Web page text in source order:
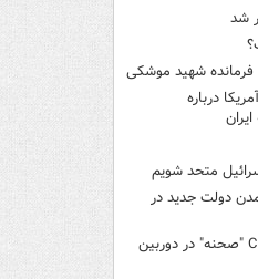
شد
فرمانده شهید موشکی
درباره
متحد شویم
دولت جدید در
لحظه انفجار جایگاه CNG "صحنه" در دوربین